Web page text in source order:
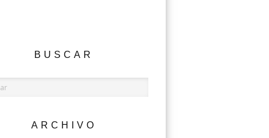
BUSCAR
ARCHIVO